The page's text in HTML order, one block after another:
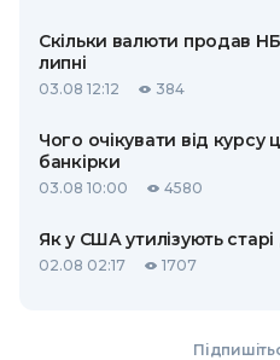
Скільки валюти продав
липні
03.08 12:12 384
Чого очікувати від
банкірки
03.08 10:00 4580
Як у США утилізують
02.08 02:17 1707